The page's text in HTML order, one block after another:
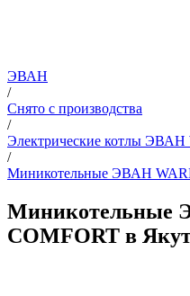
ЭВАН
/
Снято с производства
/
Электрические котлы
/
Миникотельные ЭВАН
Миникотельные
COMFORT в